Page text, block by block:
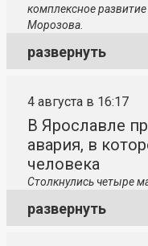
комплексное
Морозова.
развернуть
4 августа в 16:17
В Ярославле
авария, в
человека
Столкнулись четыре
развернуть